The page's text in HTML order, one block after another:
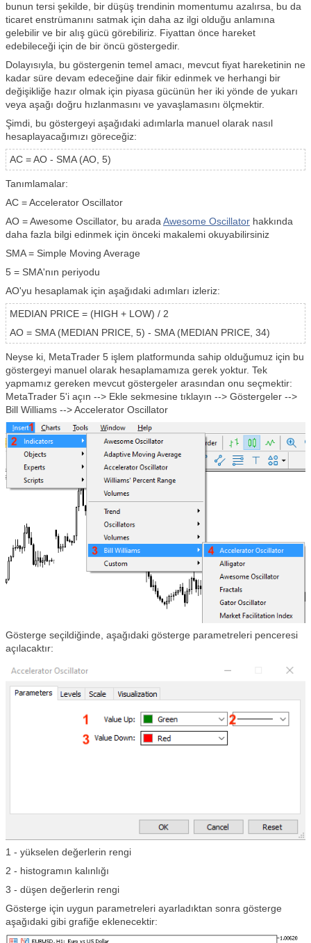
bunun tersi şekilde, bir düşüş trendinin momentumu azalırsa, bu da
ticaret enstrümanını satmak için daha az ilgi olduğu anlamına
gelebilir ve bir alış gücü görebiliriz. Fiyattan önce hareket
edebileceği için de bir öncü göstergedir.
Dolayısıyla, bu göstergenin temel amacı, mevcut fiyat hareketinin ne
kadar süre devam edeceğine dair fikir edinmek ve herhangi bir
değişikliğe hazır olmak için piyasa gücünün her iki yönde de yukarı
veya aşağı doğru hızlanmasını ve yavaşlamasını ölçmektir.
Şimdi, bu göstergeyi aşağıdaki adımlarla manuel olarak nasıl
hesaplayacağımızı göreceğiz:
AC = AO - SMA (AO, 5)
Tanımlamalar:
AC = Accelerator Oscillator
AO = Awesome Oscillator, bu arada Awesome Oscillator hakkında
daha fazla bilgi edinmek için önceki makalemi okuyabilirsiniz
SMA = Simple Moving Average
5 = SMA'nın periyodu
AO'yu hesaplamak için aşağıdaki adımları izleriz:
MEDIAN PRICE = (HIGH + LOW) / 2
AO = SMA (MEDIAN PRICE, 5) - SMA (MEDIAN PRICE, 34)
Neyse ki, MetaTrader 5 işlem platformunda sahip olduğumuz için bu
göstergeyi manuel olarak hesaplamamıza gerek yoktur. Tek
yapmamız gereken mevcut göstergeler arasından onu seçmektir:
MetaTrader 5'i açın --> Ekle sekmesine tıklayın --> Göstergeler -->
Bill Williams --> Accelerator Oscillator
Gösterge seçildiğinde, aşağıdaki gösterge parametreleri penceresi
açılacaktır:
1 - yükselen değerlerin rengi
2 - histogramın kalınlığı
3 - düşen değerlerin rengi
Gösterge için uygun parametreleri ayarladıktan sonra gösterge
aşağıdaki gibi grafiğe eklenecektir: